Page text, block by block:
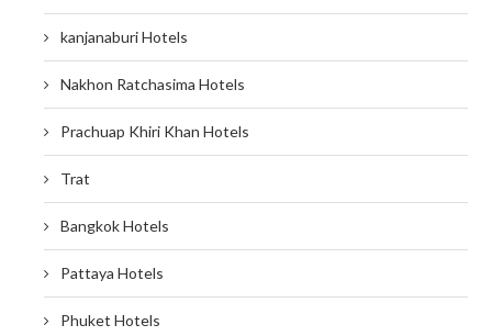
kanjanaburi Hotels
Nakhon Ratchasima Hotels
Prachuap Khiri Khan Hotels
Trat
Bangkok Hotels
Pattaya Hotels
Phuket Hotels